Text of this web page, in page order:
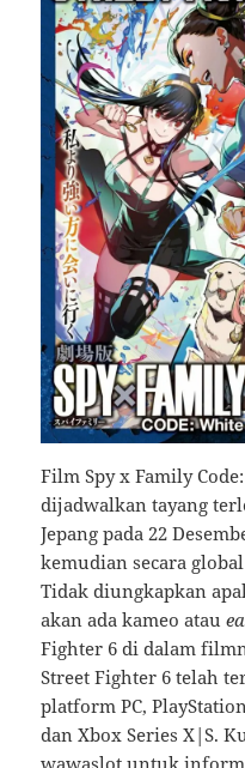
Film Spy x Family
dijadwalkan tayang
Jepang pada 22
kemudian secara
Tidak diungkapkan
akan ada kameo atau
Fighter 6 di dalam
Street Fighter 6 telah
platform PC,
dan Xbox Series X|S.
wawaslot untuk